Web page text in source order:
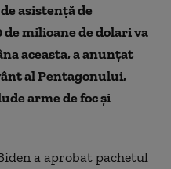
asistență de
milioane de dolari va
aceasta, a anunțat
al Pentagonului,
arme de foc și
a aprobat pachetul